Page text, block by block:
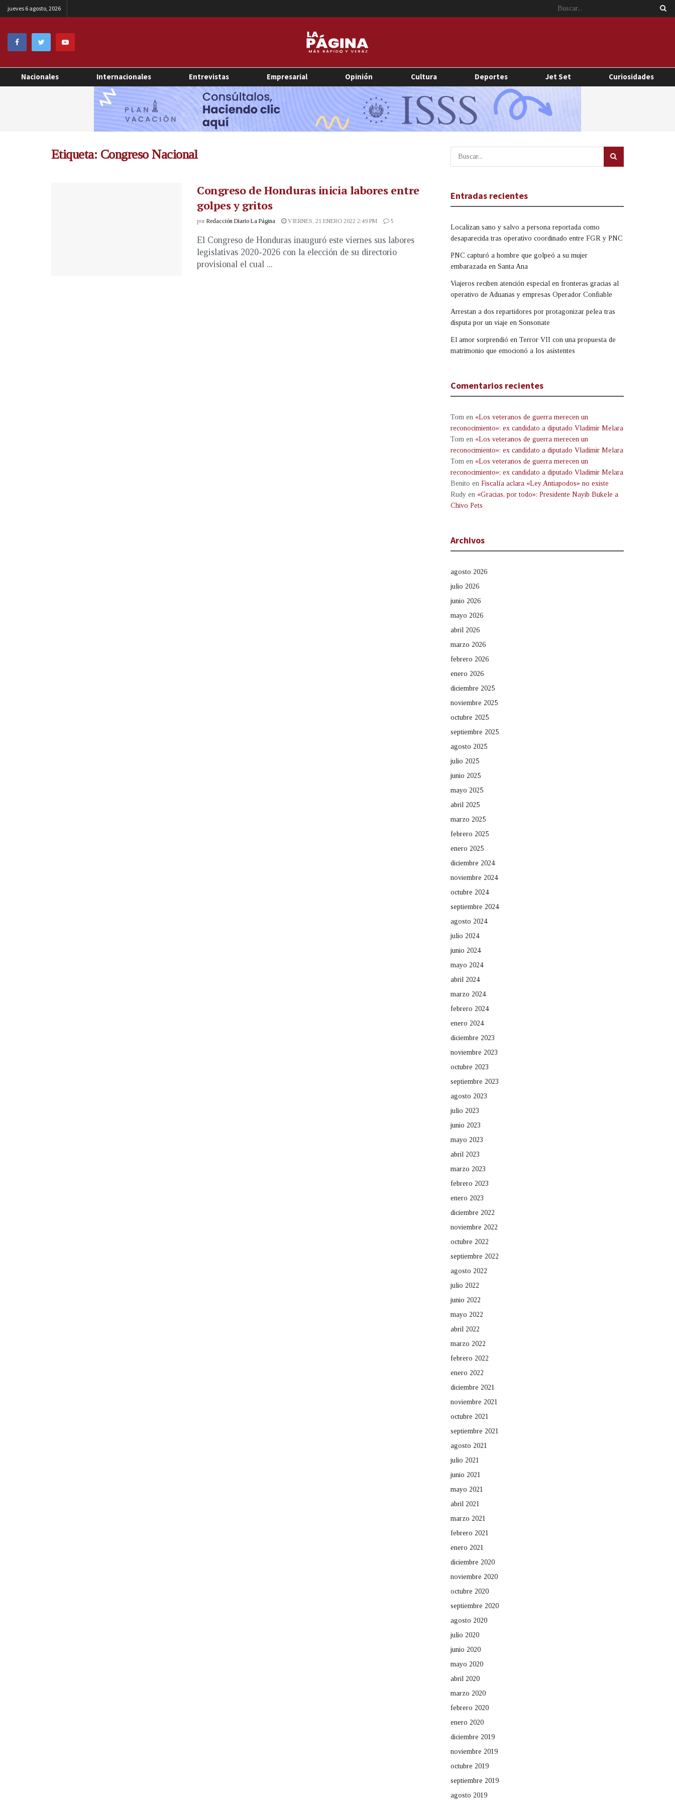
jueves 6 agosto, 2026
Nacionales Internacionales Entrevistas Empresarial Opinión Cultura Deportes Jet Set Curiosidades
Etiqueta: Congreso Nacional
Congreso de Honduras inicia labores entre
golpes y gritos
por Redacción Diario La Página VIERNES, 21 ENERO 2022 2:49 PM 5
El Congreso de Honduras inauguró este viernes sus labores
legislativas 2020-2026 con la elección de su directorio
provisional el cual ...
Entradas recientes
Localizan sano y salvo a persona reportada como
desaparecida tras operativo coordinado entre FGR y PNC
PNC capturó a hombre que golpeó a su mujer
embarazada en Santa Ana
Viajeros reciben atención especial en fronteras gracias al
operativo de Aduanas y empresas Operador Confiable
Arrestan a dos repartidores por protagonizar pelea tras
disputa por un viaje en Sonsonate
El amor sorprendió en Terror VII con una propuesta de
matrimonio que emocionó a los asistentes
Comentarios recientes
Tom en «Los veteranos de guerra merecen un
reconocimiento»: ex candidato a diputado Vladimir Melara
Tom en «Los veteranos de guerra merecen un
reconocimiento»: ex candidato a diputado Vladimir Melara
Tom en «Los veteranos de guerra merecen un
reconocimiento»: ex candidato a diputado Vladimir Melara
Benito en Fiscalía aclara «Ley Antiapodos» no existe
Rudy en «Gracias, por todo»: Presidente Nayib Bukele a
Chivo Pets
Archivos
agosto 2026
julio 2026
junio 2026
mayo 2026
abril 2026
marzo 2026
febrero 2026
enero 2026
diciembre 2025
noviembre 2025
octubre 2025
septiembre 2025
agosto 2025
julio 2025
junio 2025
mayo 2025
abril 2025
marzo 2025
febrero 2025
enero 2025
diciembre 2024
noviembre 2024
octubre 2024
septiembre 2024
agosto 2024
julio 2024
junio 2024
mayo 2024
abril 2024
marzo 2024
febrero 2024
enero 2024
diciembre 2023
noviembre 2023
octubre 2023
septiembre 2023
agosto 2023
julio 2023
junio 2023
mayo 2023
abril 2023
marzo 2023
febrero 2023
enero 2023
diciembre 2022
noviembre 2022
octubre 2022
septiembre 2022
agosto 2022
julio 2022
junio 2022
mayo 2022
abril 2022
marzo 2022
febrero 2022
enero 2022
diciembre 2021
noviembre 2021
octubre 2021
septiembre 2021
agosto 2021
julio 2021
junio 2021
mayo 2021
abril 2021
marzo 2021
febrero 2021
enero 2021
diciembre 2020
noviembre 2020
octubre 2020
septiembre 2020
agosto 2020
julio 2020
junio 2020
mayo 2020
abril 2020
marzo 2020
febrero 2020
enero 2020
diciembre 2019
noviembre 2019
octubre 2019
septiembre 2019
agosto 2019